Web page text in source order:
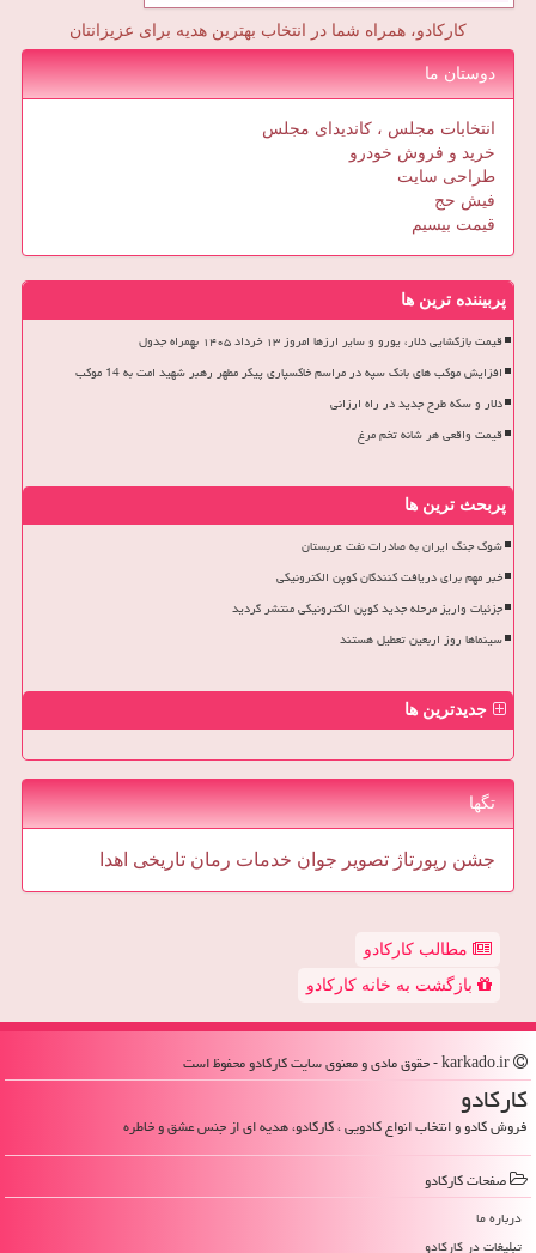
کارکادو، همراه شما در انتخاب بهترین هدیه برای عزیزانتان
دوستان ما
انتخابات مجلس ، کاندیدای مجلس
خرید و فروش خودرو
طراحی سایت
فیش حج
قیمت بیسیم
پربیننده ترین ها
قیمت بازگشایی دلار، یورو و سایر ارزها امروز ۱۳ خرداد ۱۴۰۵ بهمراه جدول
افزایش موکب های بانک سپه در مراسم خاکسپاری پیکر مطهر رهبر شهید امت به 14 موکب
دلار و سکه طرح جدید در راه ارزانی
قیمت واقعی هر شانه تخم مرغ
پربحث ترین ها
شوک جنگ ایران به صادرات نفت عربستان
خبر مهم برای دریافت کنندگان کوپن الکترونیکی
جزئیات واریز مرحله جدید کوپن الکترونیکی منتشر گردید
سینماها روز اربعین تعطیل هستند
جدیدترین ها
تگها
جشن رپورتاژ تصویر جوان خدمات رمان تاریخی اهدا
مطالب کارکادو
بازگشت به خانه کارکادو
كاركادو
فروش کادو و انتخاب انواع کادویی ، کارکادو، هدیه ای از جنس عشق و خاطره
صفحات كاركادو
درباره ما
تبلیغات در كاركادو